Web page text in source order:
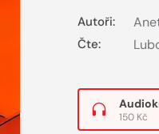
Autoři:
Čte:
150 Kč